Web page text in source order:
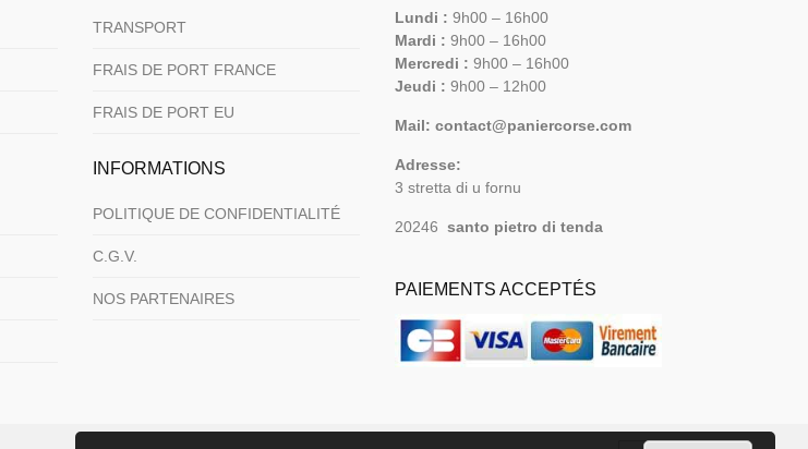
TRANSPORT
FRAIS DE PORT FRANCE
FRAIS DE PORT EU
INFORMATIONS
POLITIQUE DE CONFIDENTIALITÉ
C.G.V.
NOS PARTENAIRES
Lundi : 9h00 – 16h00
Mardi : 9h00 – 16h00
Mercredi : 9h00 – 16h00
Jeudi : 9h00 – 12h00
Mail: contact@paniercorse.com
Adresse:
3 stretta di u fornu
20246 santo pietro di tenda
PAIEMENTS ACCEPTÉS